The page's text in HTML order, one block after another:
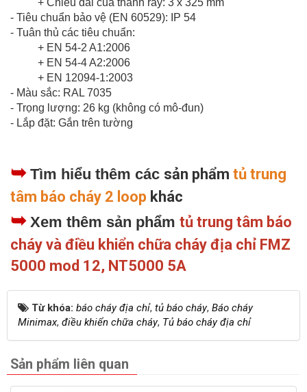
+ Chiều dài của thanh ray: 3 x 325 mm
- Tiêu chuẩn bảo vệ (EN 60529): IP 54
- Tuân thủ các tiêu chuẩn:
+ EN 54-2 A1:2006
+ EN 54-4 A2:2006
+ EN 12094-1:2003
- Màu sắc: RAL 7035
- Trọng lượng: 26 kg (không có mô-đun)
- Lắp đặt: Gắn trên tường
➥Tìm hiểu thêm các sản phẩm tủ trung
tâm báo cháy 2 loop khác
➥Xem thêm sản phẩm tủ trung tâm báo
cháy và điều khiển chữa cháy địa chỉ FMZ
5000 mod 12, NT5000 5A
Từ khóa: báo cháy địa chỉ, tủ báo cháy, Báo cháy
Minimax, điều khiển chữa cháy, Tủ báo cháy địa chỉ
Sản phẩm liên quan